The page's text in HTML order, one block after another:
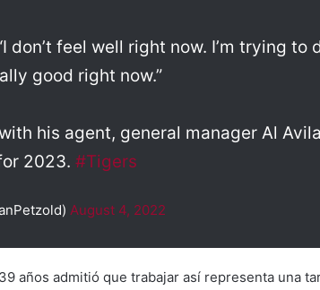
don’t feel well right now. I’m trying
good right now.”
his agent, general manager Al
2023. #Tigers
August 4, 2022
años admitió que trabajar así representa una